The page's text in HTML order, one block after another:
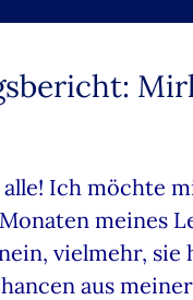
alle! Ich möchte
meines
vielmehr,
aus